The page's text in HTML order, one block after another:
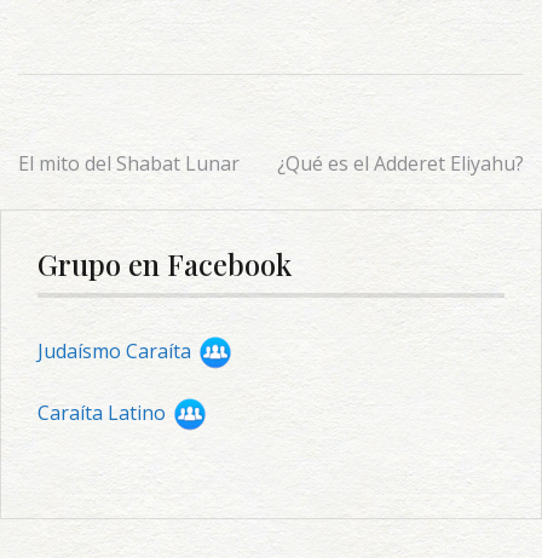
Navegación
de
entradas
El mito del Shabat Lunar ¿Qué es el Adderet Eliyahu?
Grupo en Facebook
Judaísmo Caraíta
Caraíta Latino